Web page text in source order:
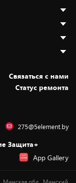
Cвязаться с нами
Статус ремонта
275@5element.by
Защита+
App Gallery